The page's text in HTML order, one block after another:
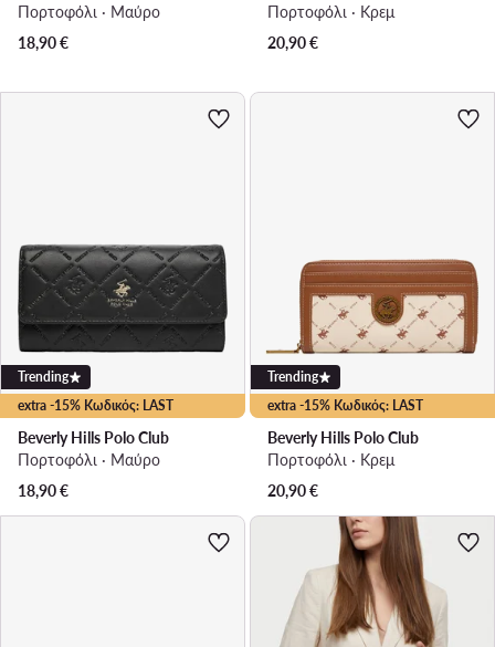
Πορτοφόλι · Μαύρο
18,90€
Πορτοφόλι · Κρεμ
20,90€
extra -15% Κωδικός: LAST
Trending
Beverly Hills Polo Club
Πορτοφόλι · Μαύρο
18,90€
extra -15% Κωδικός: LAST
Trending
Beverly Hills Polo Club
Πορτοφόλι · Κρεμ
20,90€